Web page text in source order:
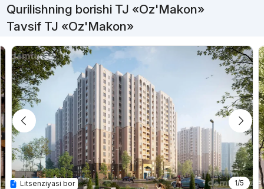
Qurilishning borishi TJ «Oz'Makon»
Tavsif TJ «Oz'Makon»
1/5
Litsenziyasi bor